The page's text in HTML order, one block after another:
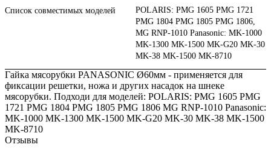
Список совместимых моделей
POLARIS: PMG 1605 PMG 1721
PMG 1804 PMG 1805 PMG 1806,
MG RNP-1010 Panasonic: MK-1000
MK-1300 MK-1500 MK-G20 MK-30
MK-38 MK-1500 MK-8710
Гайка мясорубки PANASONIC Ø60мм - применяется для
фиксации решетки, ножа и других насадок на шнеке
мясорубки. Подходи для моделей: POLARIS: PMG 1605 PMG
1721 PMG 1804 PMG 1805 PMG 1806 MG RNP-1010 Panasonic:
MK-1000 MK-1300 MK-1500 MK-G20 MK-30 MK-38 MK-1500
MK-8710
Отзывы